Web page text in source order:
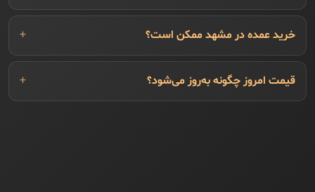
خرید عمده در مشهد ممکن است؟
قیمت امروز چگونه به‌روز می‌شود؟